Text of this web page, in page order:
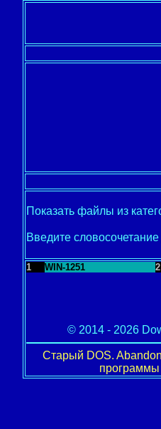
Показать файлы из
Введите
1 WIN-1251 2
© 2014 - 2026
Старый DOS.
программы